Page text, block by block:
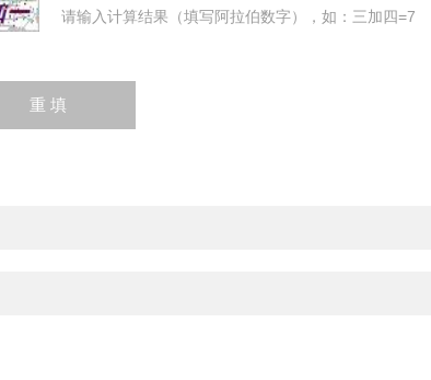
请输入计算结果（填写阿拉伯数字），如：三加四=7